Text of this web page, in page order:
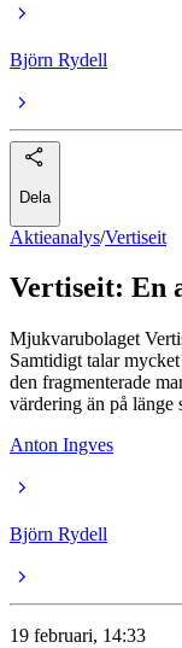
Björn Rydell
Dela
Aktieanalys/Vertiseit
Vertiseit: En
Mjukvarubolaget
Samtidigt talar
den fragmenterade
värdering än på länge
Anton Ingves
Björn Rydell
19 februari, 14:33